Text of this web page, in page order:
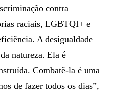
contra
raciais, LGBTQI+ e
A desigualdade
natureza. Ela é
Combatê-la é uma
de fazer todos os dias”,